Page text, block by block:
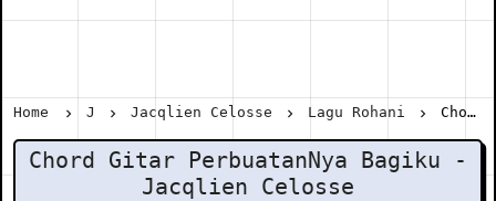
Home J Jacqlien Celosse Lagu Rohani Chord Gitar PerbuatanNya Bagiku - Jacqlien Celosse
Chord Gitar PerbuatanNya Bagiku -
Jacqlien Celosse